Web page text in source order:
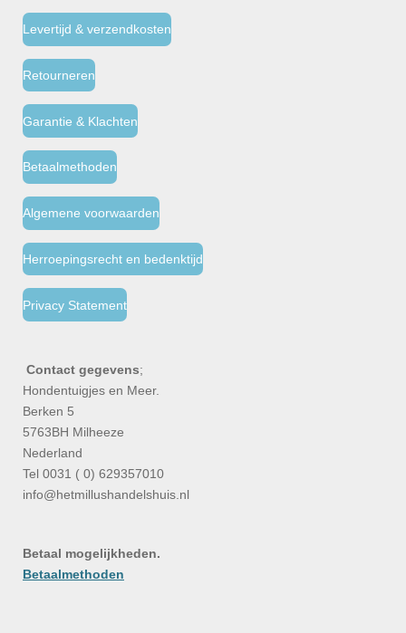
Levertijd & verzendkosten
Retourneren
Garantie & Klachten
Betaalmethoden
Algemene voorwaarden
Herroepingsrecht en bedenktijd
Privacy Statement
Contact gegevens;
Hondentuigjes en Meer.
Berken 5
5763BH Milheeze
Nederland
Tel 0031 ( 0) 629357010
info@hetmillushandelshuis.nl
Betaal mogelijkheden.
Betaalmethoden